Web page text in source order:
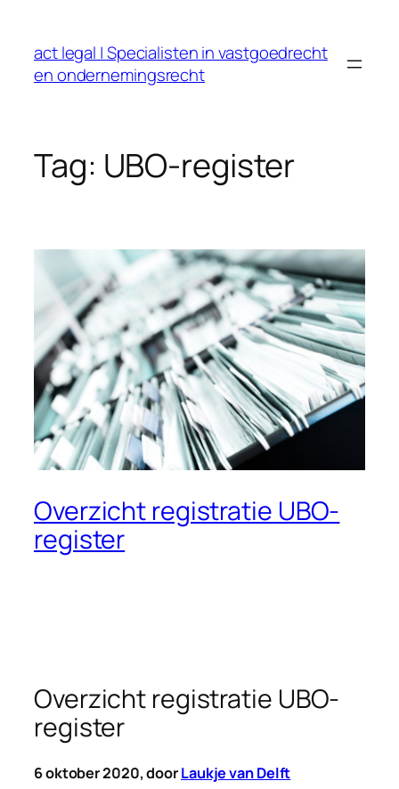
inhoud
act legal | Specialisten in vastgoedrecht
en ondernemingsrecht
Tag: UBO-register
Overzicht registratie UBO-
register
Overzicht registratie UBO-
register
6 oktober 2020, doorLaukje van Delft